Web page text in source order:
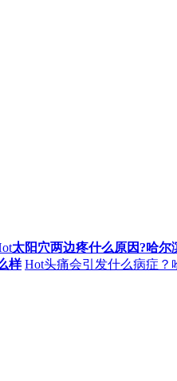
太阳穴两边疼什么原因?哈
样 Hot头痛会引发什么病症？